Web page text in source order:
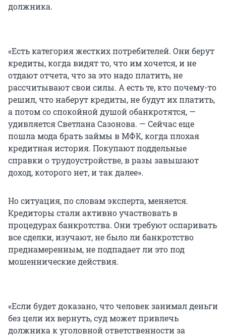
должника.
«Есть категория жестких потребителей. Они берут
кредиты, когда видят то, что им хочется, и не
отдают отчета, что за это надо платить, не
рассчитывают свои силы. А есть те, кто почему-то
решил, что наберут кредиты, не будут их платить,
а потом со спокойной душой обанкротятся, —
удивляется Светлана Сазонова. — Сейчас еще
пошла мода брать займы в МФК, когда плохая
кредитная история. Покупают поддельные
справки о трудоустройстве, в разы завышают
доход, которого нет, и так далее».
Но ситуация, по словам эксперта, меняется.
Кредиторы стали активно участвовать в
процедурах банкротства. Они требуют оспаривать
все сделки, изучают, не было ли банкротство
преднамеренным, не подпадает ли это под
мошеннические действия.
«Если будет доказано, что человек занимал деньги
без цели их вернуть, суд может привлечь
должника к уголовной ответственности за